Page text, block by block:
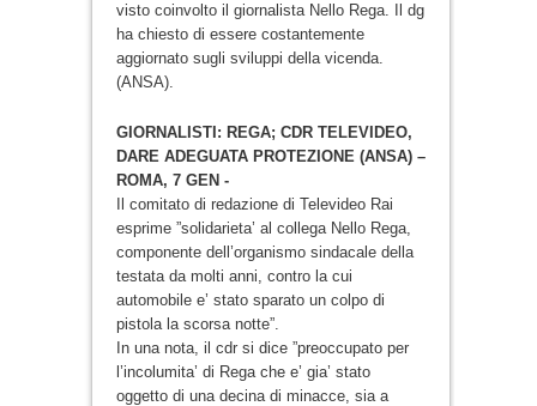
visto coinvolto il giornalista Nello Rega. Il dg
ha chiesto di essere costantemente
aggiornato sugli sviluppi della vicenda.
(ANSA).
GIORNALISTI: REGA; CDR TELEVIDEO,
DARE ADEGUATA PROTEZIONE (ANSA) –
ROMA, 7 GEN -
Il comitato di redazione di Televideo Rai
esprime ”solidarieta’ al collega Nello Rega,
componente dell’organismo sindacale della
testata da molti anni, contro la cui
automobile e’ stato sparato un colpo di
pistola la scorsa notte”.
In una nota, il cdr si dice ”preoccupato per
l’incolumita’ di Rega che e’ gia’ stato
oggetto di una decina di minacce, sia a